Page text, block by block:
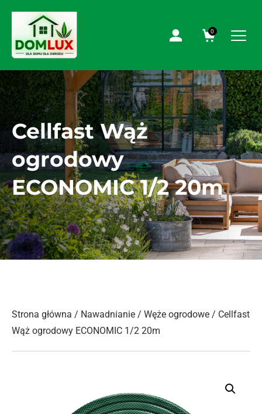
0
Cellfast Wąż
ogrodowy
ECONOMIC 1/2 20m
Strona główna / Nawadnianie / Węże ogrodowe / Cellfast
Wąż ogrodowy ECONOMIC 1/2 20m